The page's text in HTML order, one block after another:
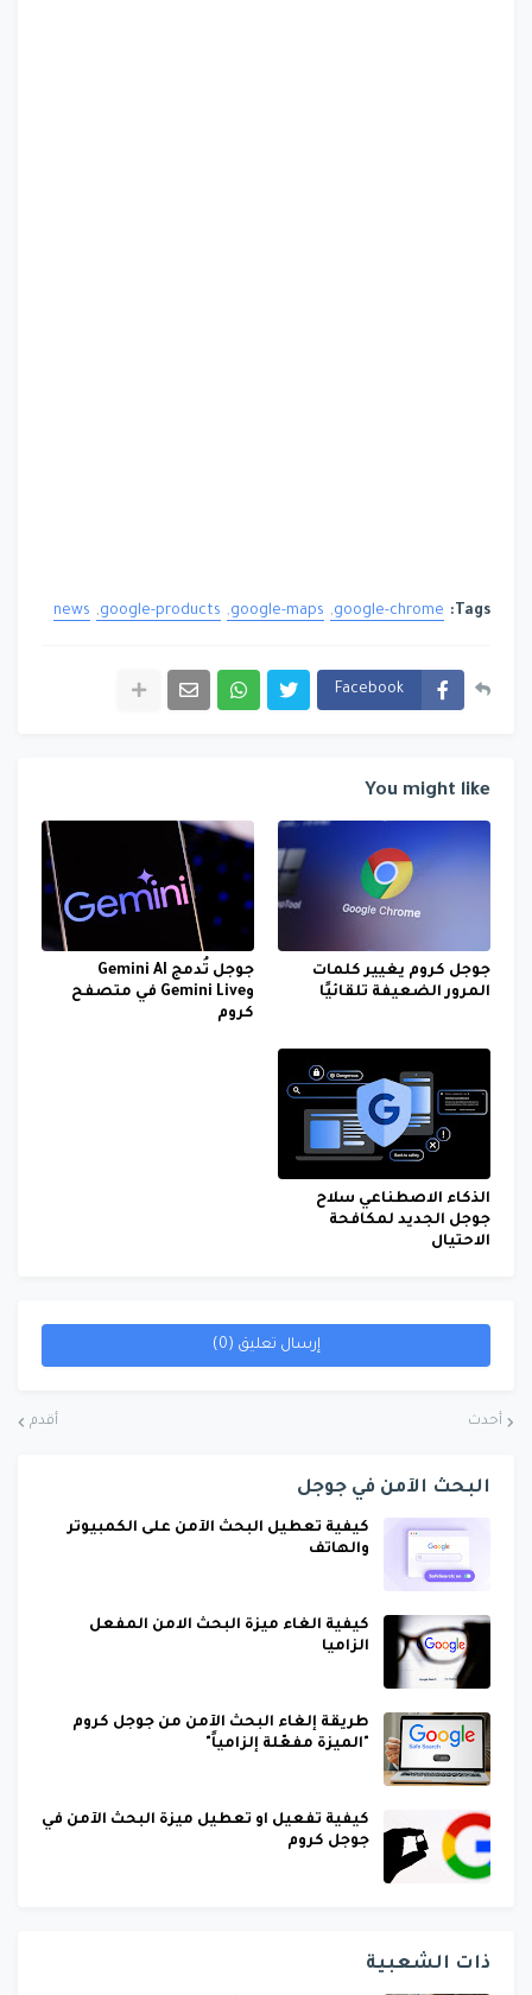
Tags:
google-chrome
google-maps
google-products
news
Facebook
You might like
جوجل كروم يغيير كلمات
المرور الضعيفة تلقائيًا
جوجل تُدمج Gemini AI
وGemini Live في متصفح
كروم
الذكاء الاصطناعي سلاح
جوجل الجديد لمكافحة
الاحتيال
إرسال تعليق (0)
أحدث أقدم
البحث الآمن في جوجل
كيفية تعطيل البحث الآمن على الكمبيوتر
والهاتف
كيفية الغاء ميزة البحث الامن المفعل
الزاميا
طريقة إلغاء البحث الآمن من جوجل كروم
"الميزة مفعّلة إلزامياً"
كيفية تفعيل او تعطيل ميزة البحث الآمن في
جوجل كروم
ذات الشعبية